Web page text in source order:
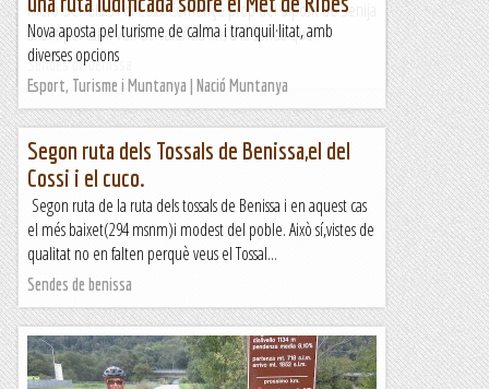
Moro-Serrelars i el Cossi.Començe prop del dipòsit de Senija
anant pel camí Vell de València fins a la senda que...
Sendes de benissa
Nova aposta pel turisme de calma i tranquil·litat, amb
diverses opcions
Esport, Turisme i Muntanya | Nació Muntanya
Segon ruta dels Tossals de Benissa,el del
Cossi i el cuco.
Segon ruta de la ruta dels tossals de Benissa i en aquest cas
el més baixet(294 msnm)i modest del poble. Això sí,vistes de
qualitat no en falten perquè veus el Tossal...
Sendes de benissa